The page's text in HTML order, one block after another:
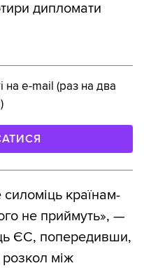
дипломати
на e-mail (раз на два
країнам-
не приймуть», —
ЄС, попередивши,
між